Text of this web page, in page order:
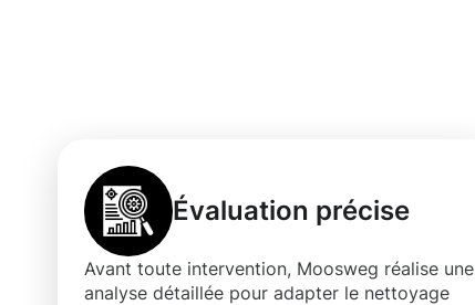
Évaluation précise
Avant toute intervention, Moosweg réalise une
analyse détaillée pour adapter le nettoyage